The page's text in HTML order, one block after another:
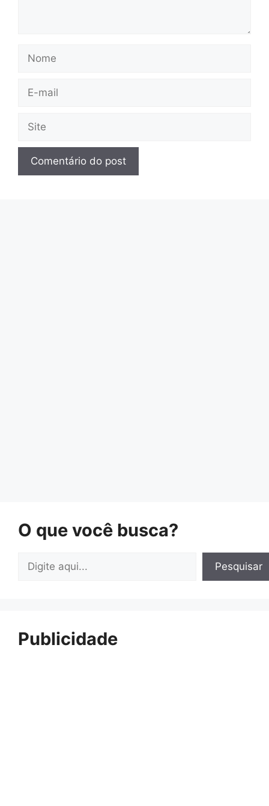
mail
O que você busca?
Pesquisar
Publicidade